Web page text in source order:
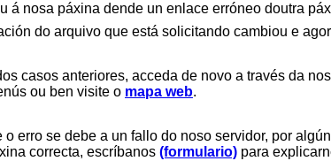
á nosa páxina dende un enlace erróneo doutra
do arquivo que está solicitando cambiou e
casos anteriores, acceda de novo a través da
ou ben visite o mapa web.
o erro se debe a un fallo do noso servidor, por
correcta, escríbanos (formulario) para